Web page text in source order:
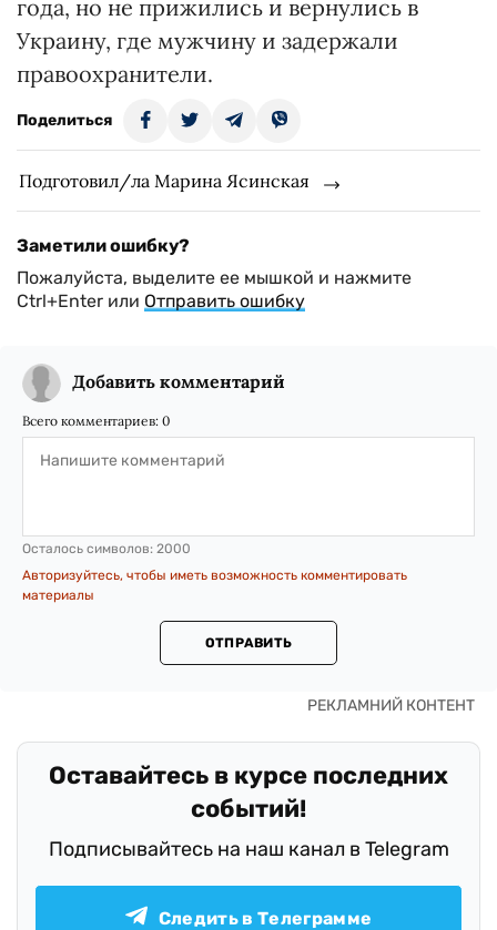
года, но не прижились и вернулись в
Украину, где мужчину и задержали
правоохранители.
Поделиться
Подготовил/ла Марина Ясинская
Заметили ошибку?
Пожалуйста, выделите ее мышкой и нажмите
Ctrl+Enter или Отправить ошибку
Добавить комментарий
Всего комментариев: 0
Осталось символов: 2000
Авторизуйтесь, чтобы иметь возможность комментировать
материалы
ОТПРАВИТЬ
Оставайтесь в курсе последних
событий!
Подписывайтесь на наш канал в Telegram
Следить в Телеграмме